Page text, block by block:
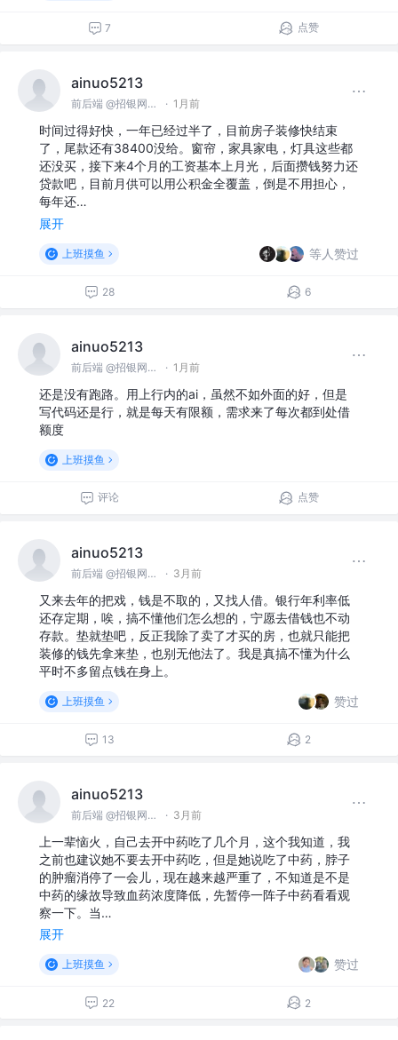
7 点赞
ainuo5213
前后端 @招银网络科技 · 1月前
时间过得好快，一年已经过半了，目前房子装修快结束
了，尾款还有38400没给。窗帘，家具家电，灯具这些都
还没买，接下来4个月的工资基本上月光，后面攒钱努力还
贷款吧，目前月供可以用公积金全覆盖，倒是不用担心，
每年还…
展开
上班摸鱼 等人赞过
28 6
ainuo5213
前后端 @招银网络科技 · 1月前
还是没有跑路。用上行内的ai，虽然不如外面的好，但是
写代码还是行，就是每天有限额，需求来了每次都到处借
额度
上班摸鱼
评论 点赞
ainuo5213
前后端 @招银网络科技 · 3月前
又来去年的把戏，钱是不取的，又找人借。银行年利率低
还存定期，唉，搞不懂他们怎么想的，宁愿去借钱也不动
存款。垫就垫吧，反正我除了卖了才买的房，也就只能把
装修的钱先拿来垫，也别无他法了。我是真搞不懂为什么
平时不多留点钱在身上。
上班摸鱼 赞过
13 2
ainuo5213
前后端 @招银网络科技 · 3月前
上一辈恼火，自己去开中药吃了几个月，这个我知道，我
之前也建议她不要去开中药吃，但是她说吃了中药，脖子
的肿瘤消停了一会儿，现在越来越严重了，不知道是不是
中药的缘故导致血药浓度降低，先暂停一阵子中药看看观
察一下。当…
展开
上班摸鱼 赞过
22 2